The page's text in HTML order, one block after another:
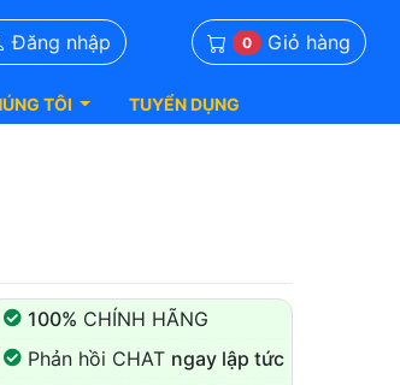
Đăng nhập 0 Giỏ hàng
TÔI TUYỂN DỤNG
100% CHÍNH HÃNG
Phản hồi CHAT ngay lập tức